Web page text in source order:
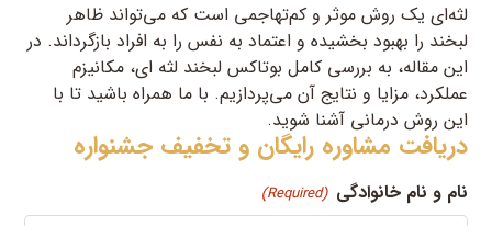
لثه‌ای یک روش موثر و کم‌تهاجمی است که می‌تواند ظاهر
لبخند را بهبود بخشیده و اعتماد به نفس را به افراد بازگرداند. در
این مقاله، به بررسی کامل بوتاکس لبخند لثه ای، مکانیزم
عملکرد، مزایا و نتایج آن می‌پردازیم. با ما همراه باشید تا با
این روش درمانی آشنا شوید.
دریافت مشاوره رایگان و تخفیف جشنواره
نام و نام خانوادگی (Required)